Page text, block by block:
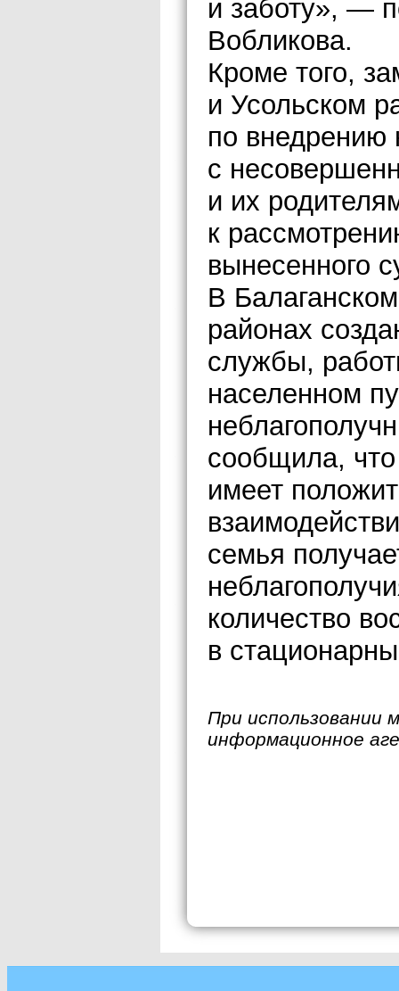
и заботу», —
Вобликова.
Кроме того,
и Усольском
по внедрению
с
и их
к
вынесенного
В
районах
службы,
населенном
сообщила, что
имеет
семья
количество
в
При использовании
информационное